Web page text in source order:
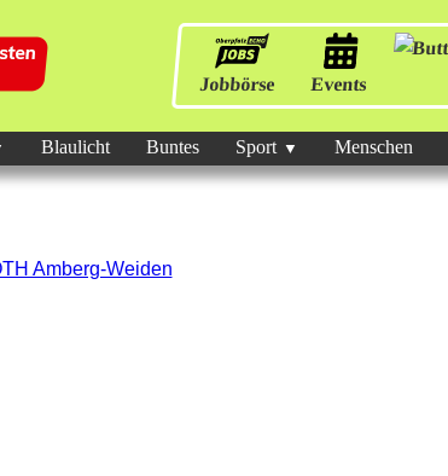
Jobbörse Events
Blaulicht Buntes Sport Menschen